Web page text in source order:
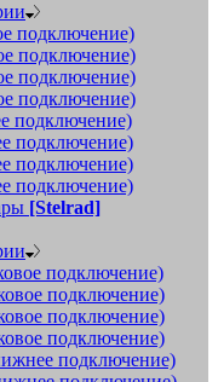
подключение)
подключение)
подключение)
подключение)
подключение)
подключение)
подключение)
подключение)
[Stelrad]
подключение)
подключение)
подключение)
подключение)
подключение)